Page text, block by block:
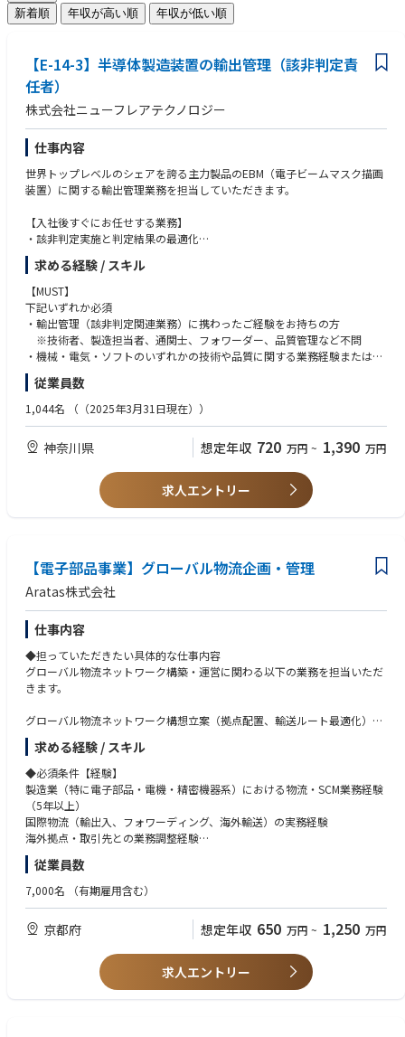
新着順
年収が高い順 年収が低い順
【E-14-3】半導体製造装置の輸出管理（該非判定責
任者）
株式会社ニューフレアテクノロジー
仕事内容
世界トップレベルのシェアを誇る主力製品のEBM（電子ビームマスク描画
装置）に関する輸出管理業務を担当していただきます。
【入社後すぐにお任せする業務】
・該非判定実施と判定結果の最適化
└当社の製品/技術情報が経済産業省が定めるリスト規制のどこに該当
するのかの調査
・関連法令（外国為替及び外国貿易法、米国規制(EAR)等）改正時の該非
の再判定
└当社製品の保守パーツ等の該非判定結果に変更がないかどうかを技術
的に調査
・業務効率化に向けた新規該非判定方法や技術情報管理方法の開発
└開発担当者、輸出管理部、営業、物流担当者といった当社のほとんど
の部署との緊密なコミュニケーションが求められます。
・当社製品許認可申請を目的とした経済産業省を含む当局対応
└輸出管理システムの企画・要件定義・導入・運用支援を関連部門をま
とめながら推進いただきます。
上記輸出・出荷管理業務はグループ会社共通のシステムを使用しており、
さらなる業務の効率化に向けた取り組みを進めております。
【入社後お任せする業務・キャリアパス】
技術に関する該非判定責任者になるためには、管理職であることが必要な
電気・ソフトなどの技術的な知識や、当社輸出管理の仕事の流れをOJTキ
ャッチアップいただきます。
輸出管理・該非判定のご経験がない方でも、0からキャッチアップするこ
【採用背景】
当社は事業拡大を続けており、海外との技術情報のやり取りや装置・保守
パーツの出荷が増え続けています。
その影響で輸出管理業務の重要性は大変増しており、該非判定業務や出荷
に関する実務に対するニーズが高まっていることから、本ポジションの 担
当者を担っていただける方を募集しております。
【組織のミッション】
世界的にトップシェアをもつ電子ビームマスク描画装置の品質維持・向上
のために、信頼性改善向上推進と蓄積された異常情報を駆使した運用開発
を行うことが当グループのミッションです。
市場からの引き合いに対応すべく、製造を外部に委託して増産対応を進め
ている中で、品質の良い装置を安定して市場に供給できるよう、描画装置
の品質問題対応、装置不具合是正処置の横展開、装置不具合対応のための
情報の充実化、法令/規制への対応およびその対応手順の是正を行ってお
求める経験 / スキル
【MUST】
下記いずれか必須
・輸出管理（該非判定関連業務）に携わったご経験をお持ちの方
※技術者、製造担当者、通関士、フォワーダー、品質管理など不問
・機械・電気・ソフトのいずれかの技術や品質に関する業務経験または知
識をお持ちの方
【WANT】
験をお持ちの方
・輸出管理システムの要件定義経験をお持ちの方
・半導体製造装置関連あるいは産業機械の知識をお持ちの方
・一般財団法人安全保障貿易情報センター(CISTEC)の実務能力認定試験の
資格をお持ちの方
従業員数
1,044名 （（2025年3月31日現在））
神奈川県 想定年収 720 万円 ~ 1,390 万円
求人エントリー
【電子部品事業】グローバル物流企画・管理
Aratas株式会社
仕事内容
◆担っていただきたい具体的な仕事内容
グローバル物流ネットワーク構築・運営に関わる以下の業務を担当いただ
きます。
グローバル物流ネットワーク構想立案（拠点配置、輸送ルート最適化）
海外拠点（製造・販売・物流拠点）との物流スキーム設計・調整
フォワーダー、3PL、倉庫業者との契約交渉・管理
海上／航空／陸上輸送の最適化およびリードタイム・コスト改善
各国貿易実務（輸出入管理、インコタームズ、関税対応）の統制
物流KPI（コスト、納期、在庫回転率等）の設計・モニタリング
物流BCP、リスクマネジメント（災害・地政学リスク対応）
将来的にはメンバーマネジメント、組織運営への関与
※ご経験・スキルに応じて業務範囲は調整します。
◆具体的な仕事内容に対しての期待する成果
「コストを下げる人」ではなく、「当社のグローバル事業を止めない・強
くする物流を設計し、実行できる人」
◆この仕事の魅力
グローバル物流を「回す仕事」ではなく、「設計し、会社の競争力に変え
求める経験 / スキル
◆必須条件【経験】
製造業（特に電子部品・電機・精密機器系）における物流・SCM業務経験
（5年以上）
国際物流（輸出入、フォワーディング、海外輸送）の実務経験
海外拠点・取引先との業務調整経験
◆必須条件【スキル】
日本語：ビジネスレベル
◆歓迎条件
グローバル物流ネットワーク構築・再編プロジェクトの経験
SCM全体（調達〜生産〜物流）の最適化経験
ERP／SCMシステム（SAP等）の導入・活用経験
従業員数
7,000名 （有期雇用含む）
京都府 想定年収 650 万円 ~ 1,250 万円
求人エントリー